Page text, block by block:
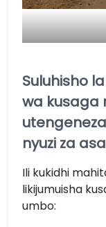
Suluhisho
wa kusaga
nyuzi za
Ili kukidhi
likijumuisha
umbo: